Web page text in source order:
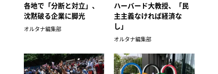
各地で「分断と対立」、
沈黙破る企業に脚光
オルタナ編集部
ハーバード大教授、「民
主主義なければ経済な
し」
オルタナ編集部